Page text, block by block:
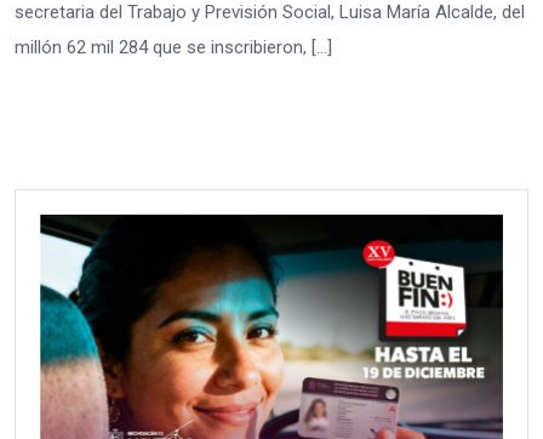
secretaria del Trabajo y Previsión Social, Luisa María Alcalde, del
millón 62 mil 284 que se inscribieron, […]